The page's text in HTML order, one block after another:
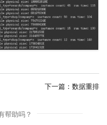
下一篇： 数据重排
帮助吗？